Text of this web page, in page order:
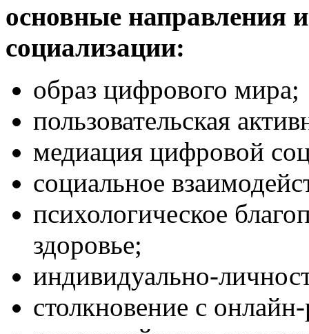
основные направления
социализации:
образ цифрового мира;
пользовательская
медиация цифровой
социальное
психологическое
здоровье;
индивидуально-
столкновение с